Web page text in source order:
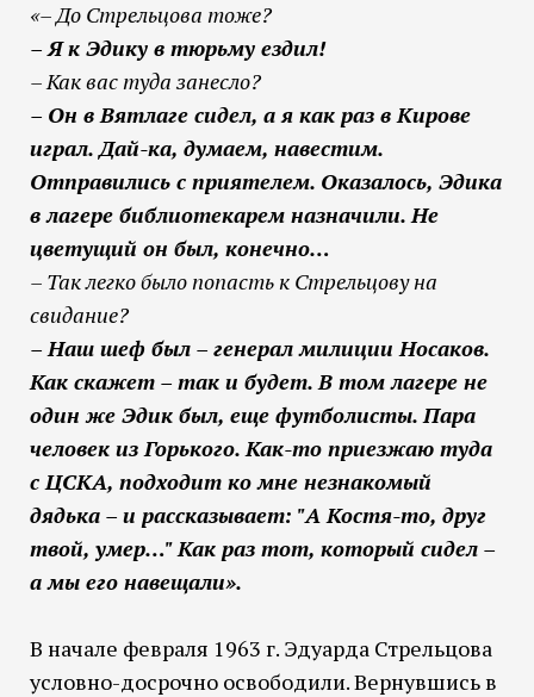
«– До Стрельцова тоже?
– Я к Эдику в тюрьму ездил!
– Как вас туда занесло?
– Он в Вятлаге сидел, а я как раз в Кирове
играл. Дай-ка, думаем, навестим.
Отправились с приятелем. Оказалось, Эдика
в лагере библиотекарем назначили. Не
цветущий он был, конечно…
– Так легко было попасть к Стрельцову на
свидание?
– Наш шеф был – генерал милиции Носаков.
Как скажет – так и будет. В том лагере не
один же Эдик был, еще футболисты. Пара
человек из Горького. Как-то приезжаю туда
с ЦСКА, подходит ко мне незнакомый
дядька – и рассказывает: "А Костя-то, друг
твой, умер…" Как раз тот, который сидел –
а мы его навещали».
В начале февраля 1963 г. Эдуарда Стрельцова
условно-досрочно освободили. Вернувшись в